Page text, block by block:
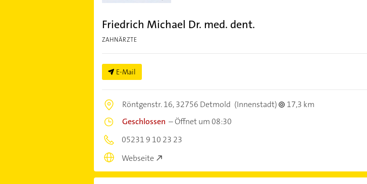
Friedrich Michael Dr. med. dent.
ZAHNÄRZTE
E-Mail
Röntgenstr. 16,32756 Detmold (Innenstadt)
17,3 km
Geschlossen –Öffnet um 08:30
05231 9 10 23 23
Webseite